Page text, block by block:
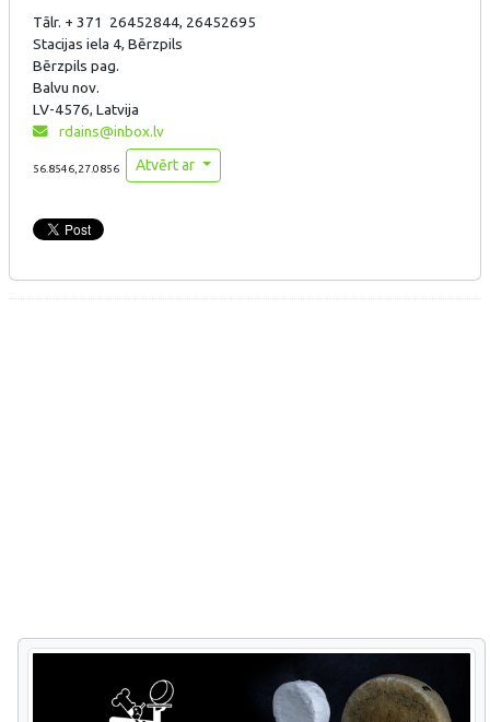
Tālr. + 371 26452844, 26452695
Stacijas iela 4, Bērzpils
Bērzpils pag.
Balvu nov.
LV-4576, Latvija
rdains@inbox.lv
56.8546,27.0856 Atvērt ar